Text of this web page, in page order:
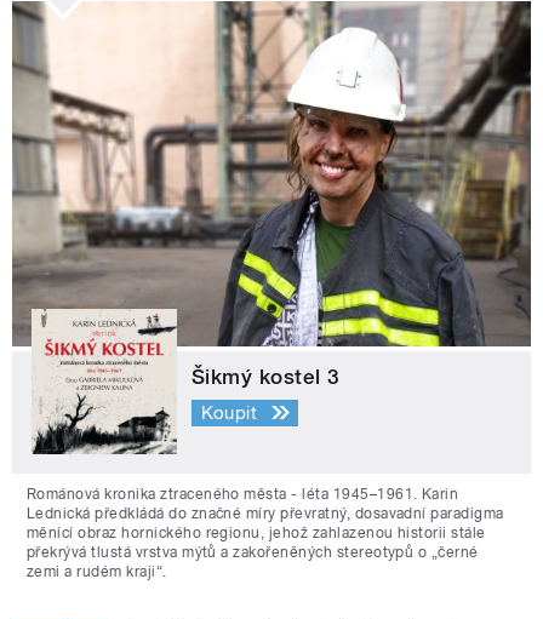
Šikmý kostel 3
Koupit
Románová kronika ztraceného města - léta 1945–1961. Karin
Lednická předkládá do značné míry převratný, dosavadní paradigma
měnící obraz hornického regionu, jehož zahlazenou historii stále
překrývá tlustá vrstva mýtů a zakořeněných stereotypů o „černé
zemi a rudém kraji“.